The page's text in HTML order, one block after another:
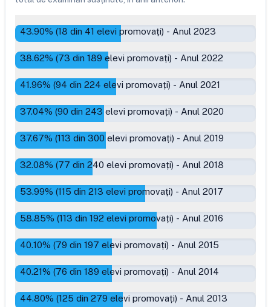
43.90% (18 din 41 elevi promovați) - Anul 2023
38.62% (73 din 189 elevi promovați) - Anul 2022
41.96% (94 din 224 elevi promovați) - Anul 2021
37.04% (90 din 243 elevi promovați) - Anul 2020
37.67% (113 din 300 elevi promovați) - Anul 2019
32.08% (77 din 240 elevi promovați) - Anul 2018
53.99% (115 din 213 elevi promovați) - Anul 2017
58.85% (113 din 192 elevi promovați) - Anul 2016
40.10% (79 din 197 elevi promovați) - Anul 2015
40.21% (76 din 189 elevi promovați) - Anul 2014
44.80% (125 din 279 elevi promovați) - Anul 2013